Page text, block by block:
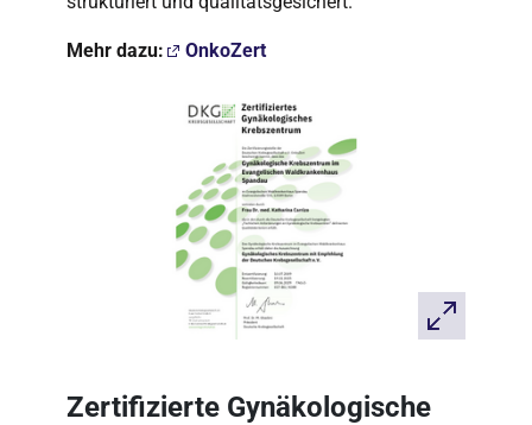
Mehr dazu: OnkoZert
Zertifizierte Gynäkologische